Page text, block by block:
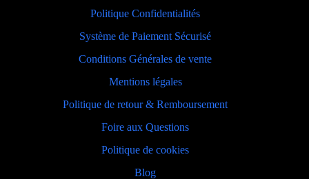
Politique Confidentialités
Système de Paiement Sécurisé
Conditions Générales de vente
Mentions légales
Politique de retour & Remboursement
Foire aux Questions
Politique de cookies
Blog